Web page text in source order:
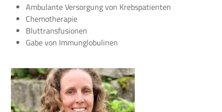
Ambulante Versorgung von Krebspatienten
Chemotherapie
Bluttransfusionen
Gabe von Immunglobulinen